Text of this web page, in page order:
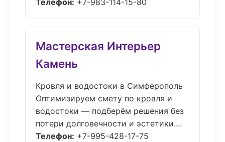
Телефон: +7-983-114-15-80
Мастерская Интерьер
Камень
Кровля и водостоки в Симферополь
Оптимизируем смету по кровля и
водостоки — подберём решения без
потери долговечности и эстетики....
Телефон: +7-995-428-17-75